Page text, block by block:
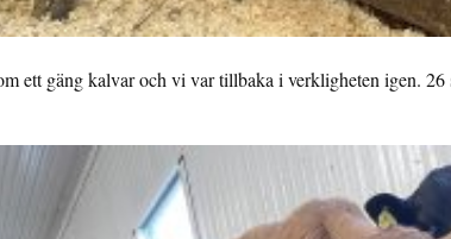
ett gäng kalvar och vi var tillbaka i verkligheten igen. 26